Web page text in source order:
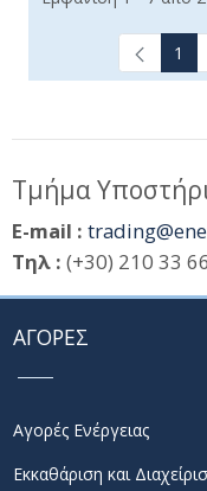
1
Τμήμα
E-mail :
Τηλ : (+30) 210 33
ΑΓΟΡΕΣ
Αγορές Ενέργειας
Εκκαθάριση και